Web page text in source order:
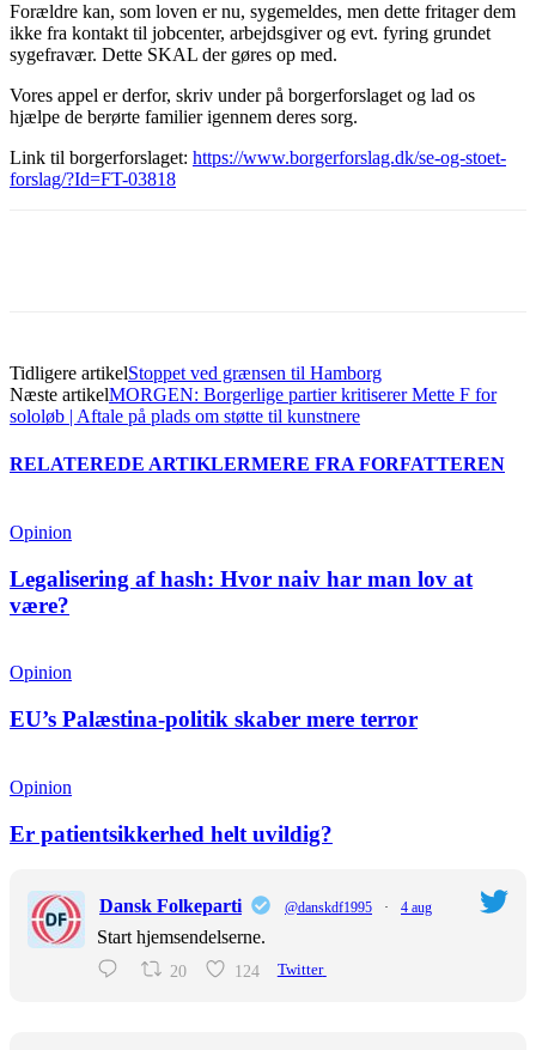
Forældre kan, som loven er nu, sygemeldes, men dette fritager dem
ikke fra kontakt til jobcenter, arbejdsgiver og evt. fyring grundet
sygefravær. Dette SKAL der gøres op med.
Vores appel er derfor, skriv under på borgerforslaget og lad os
hjælpe de berørte familier igennem deres sorg.
Link til borgerforslaget: https://www.borgerforslag.dk/se-og-stoet-
forslag/?Id=FT-03818
Tidligere artikelStoppet ved grænsen til Hamborg
Næste artikelMORGEN: Borgerlige partier kritiserer Mette F for
sololøb | Aftale på plads om støtte til kunstnere
RELATEREDE ARTIKLERMERE FRA FORFATTEREN
Opinion
Legalisering af hash: Hvor naiv har man lov at
være?
Opinion
EU’s Palæstina-politik skaber mere terror
Opinion
Er patientsikkerhed helt uvildig?
Dansk Folkeparti @danskdf1995 · 4 aug
Start hjemsendelserne.
20 124 Twitter